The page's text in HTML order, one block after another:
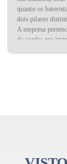
quanto os
dois pilares
A empresa
de cordas pra